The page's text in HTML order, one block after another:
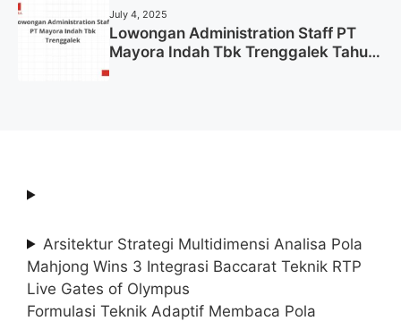
July 4, 2025
Lowongan Administration Staff PT
Mayora Indah Tbk Trenggalek Tahun
Arsitektur Strategi Multidimensi Analisa Pola
Mahjong Wins 3 Integrasi Baccarat Teknik RTP
Live Gates of Olympus
Formulasi Teknik Adaptif Membaca Pola